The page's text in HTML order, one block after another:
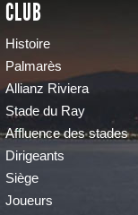
CLUB
Histoire
Palmarès
Allianz Riviera
Stade du Ray
Affluence des stades
Dirigeants
Siège
Joueurs